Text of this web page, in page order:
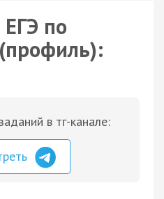
по
в тг-канале: